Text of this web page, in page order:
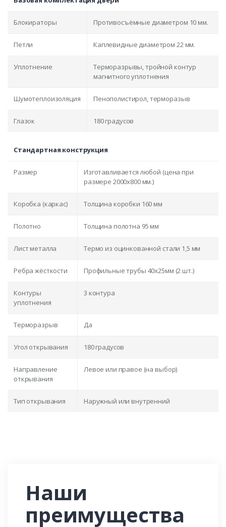
Блокираторы Противосъёмные диаметром 10 мм.
Петли Каплевидные диаметром 22 мм.
Уплотнение
Терморазрывы, тройной контур
магнитного уплотнения
Шумотеплоизоляция Пенополистирол, терморазыв
Глазок 180 градусов
Стандартная конструкция
Размер
Изготавливается любой (цена при
размере 2000x800 мм.)
Коробка (каркас) Толщина коробки 160 мм
Полотно Толщина полотна 95 мм
Лист металла Термо из оцинкованной стали 1,5 мм
Ребра жёсткости Профильные трубы 40х25мм (2 шт.)
Контуры
уплотнения
3 контура
Терморазрыв Да
Угол открывания 180 градусов
Направление
открывания
Левое или правое (на выбор)
Тип открывания Наружный или внутренний
Наши
преимущества